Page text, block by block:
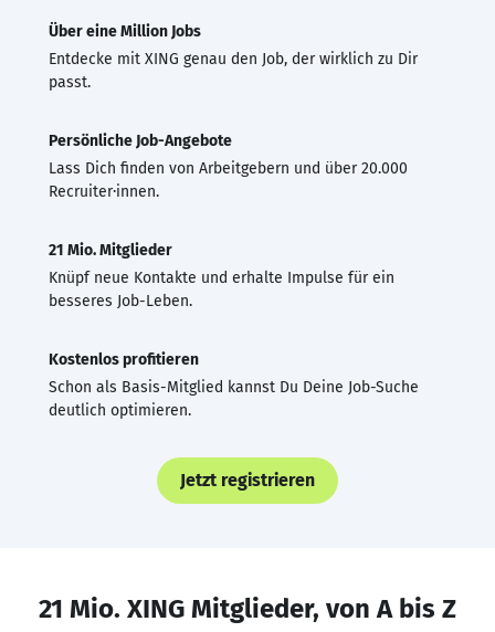
Über eine Million Jobs
Entdecke mit XING genau den Job, der wirklich zu Dir
passt.
Persönliche Job-Angebote
Lass Dich finden von Arbeitgebern und über 20.000
Recruiter·innen.
21 Mio. Mitglieder
Knüpf neue Kontakte und erhalte Impulse für ein
besseres Job-Leben.
Kostenlos profitieren
Schon als Basis-Mitglied kannst Du Deine Job-Suche
deutlich optimieren.
Jetzt registrieren
21 Mio. XING Mitglieder, von A bis Z